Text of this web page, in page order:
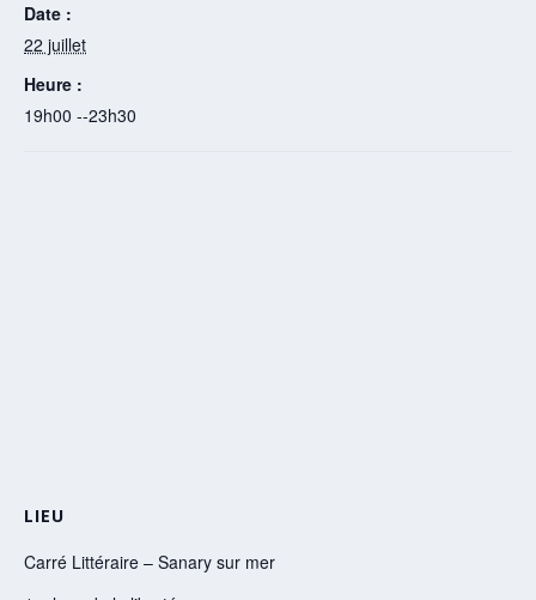
Date :
22 juillet
Heure :
19h00 --23h30
LIEU
Carré Littéraire – Sanary sur mer